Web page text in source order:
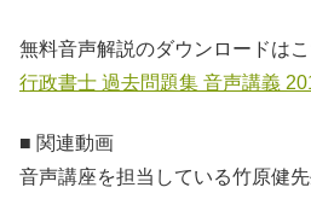
無料音声解説のダウンロードは
行政書士 過去問題集 音声講義
■ 関連動画
音声講座を担当している竹原健